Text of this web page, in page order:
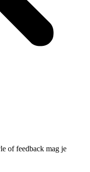
of feedback mag je